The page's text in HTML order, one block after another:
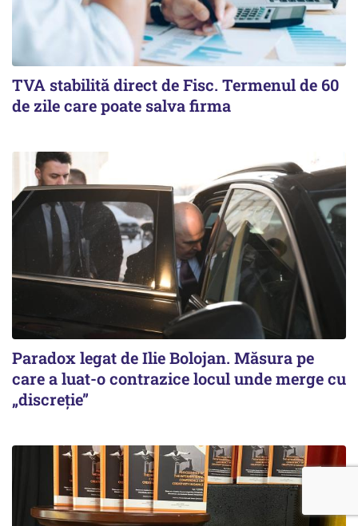
TVA stabilită direct de Fisc. Termenul de 60
de zile care poate salva firma
Paradox legat de Ilie Bolojan. Măsura pe
care a luat-o contrazice locul unde merge cu
„discreție”